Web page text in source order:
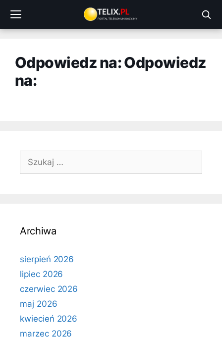
treści
Odpowiedz na: Odpowiedz
na:
Szukaj:
Archiwa
sierpień 2026
lipiec 2026
czerwiec 2026
maj 2026
kwiecień 2026
marzec 2026